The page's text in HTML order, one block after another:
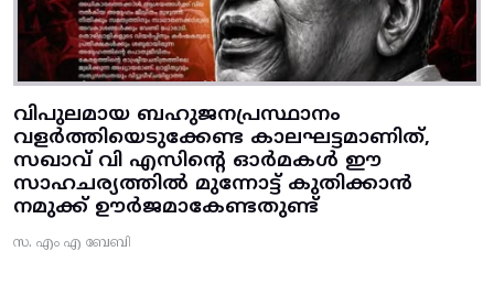
വിപുലമായ ബഹുജനപ്രസ്ഥാനം
വളർത്തിയെടുക്കേണ്ട കാലഘട്ടമാണിത്,
സഖാവ് വി എസിന്റെ ഓർമകൾ ഈ
സാഹചര്യത്തിൽ മുന്നോട്ട്‌ കുതിക്കാൻ
നമുക്ക് ഊർജമാകേണ്ടതുണ്ട്
സ. എം എ ബേബി